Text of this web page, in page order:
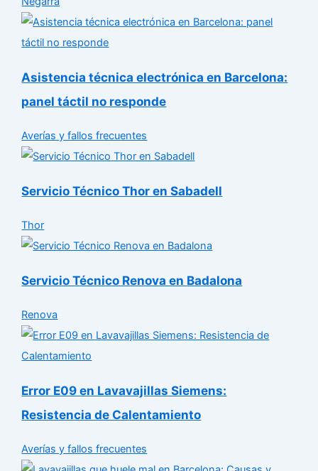
Asistencia técnica electrónica en Barcelona:
panel táctil no responde
Averías y fallos frecuentes
Servicio Técnico Thor en Sabadell
Thor
Servicio Técnico Renova en Badalona
Renova
Error E09 en Lavavajillas Siemens:
Resistencia de Calentamiento
Averías y fallos frecuentes